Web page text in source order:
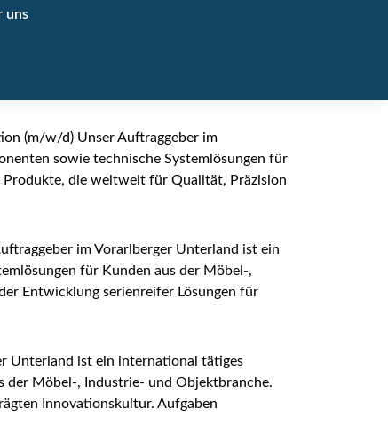
uns
(m/w/d) Unser Auftraggeber im
sowie technische Systemlösungen für
Produkte, die weltweit für Qualität, Präzision
im Vorarlberger Unterland ist ein
für Kunden aus der Möbel-,
Entwicklung serienreifer Lösungen für
Unterland ist ein international tätiges
der Möbel-, Industrie- und Objektbranche.
Innovationskultur. Aufgaben